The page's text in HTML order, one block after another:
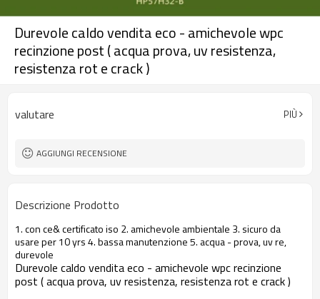
Durevole caldo vendita eco - amichevole wpc
recinzione post ( acqua prova, uv resistenza,
resistenza rot e crack )
valutare PIÙ
AGGIUNGI RECENSIONE
Descrizione Prodotto
1. con ce& certificato iso 2. amichevole ambientale 3. sicuro da
usare per 10 yrs 4. bassa manutenzione 5. acqua - prova, uv re,
durevole
Durevole caldo vendita eco - amichevole wpc recinzione
post ( acqua prova, uv resistenza, resistenza rot e crack )